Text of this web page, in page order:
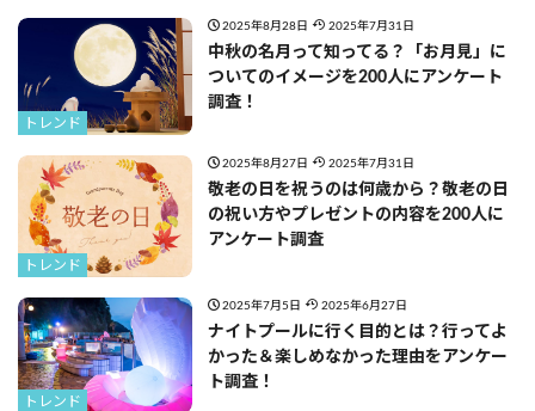
トレンド
2025年8月28日 2025年7月31日
中秋の名月って知ってる？「お月見」に
ついてのイメージを200人にアンケート
調査！
トレンド
2025年8月27日 2025年7月31日
敬老の日を祝うのは何歳から？敬老の日
の祝い方やプレゼントの内容を200人に
アンケート調査
トレンド
2025年7月5日 2025年6月27日
ナイトプールに行く目的とは？行ってよ
かった＆楽しめなかった理由をアンケー
ト調査！